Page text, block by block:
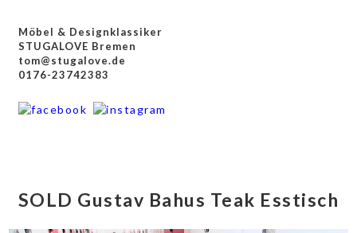
Möbel & Designklassiker
STUGALOVE Bremen
tom@stugalove.de
0176-23742383
SOLD Gustav Bahus Teak Esstisch